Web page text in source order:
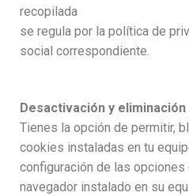
recopilada
se regula por la política de
social correspondiente.
Desactivación y
Tienes la opción de permitir,
cookies instaladas en tu
configuración de las opciones
navegador instalado en su